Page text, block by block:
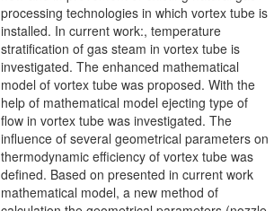
processing technologies in which vortex tube is
installed. In current work:, temperature
stratification of gas steam in vortex tube is
investigated. The enhanced mathematical
model of vortex tube was proposed. With the
help of mathematical model ejecting type of
flow in vortex tube was investigated. The
influence of several geometrical parameters on
thermodynamic efficiency of vortex tube was
defined. Based on presented in current work
mathematical model, a new method of